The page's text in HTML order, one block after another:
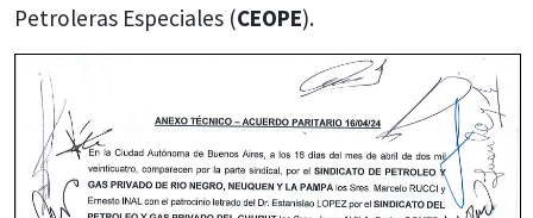
Petroleras Especiales (CEOPE).